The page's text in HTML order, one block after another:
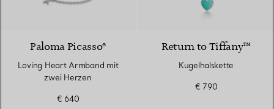
Paloma Picasso®
Loving Heart Armband mit
zwei Herzen
€ 640
Return to Tiffany™
Kugelhalskette
€ 790